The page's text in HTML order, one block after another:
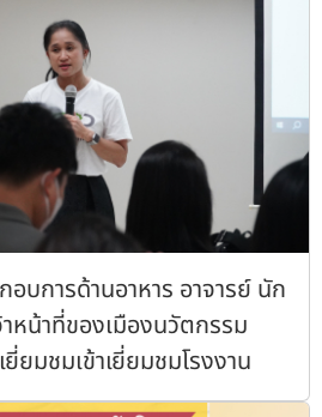
บการด้านอาหาร อาจารย์ นัก
าหน้าที่ของเมืองนวัตกรรม
ยี่ยมชมเข้าเยี่ยมชมโรงงาน
2 , Future Food Lab